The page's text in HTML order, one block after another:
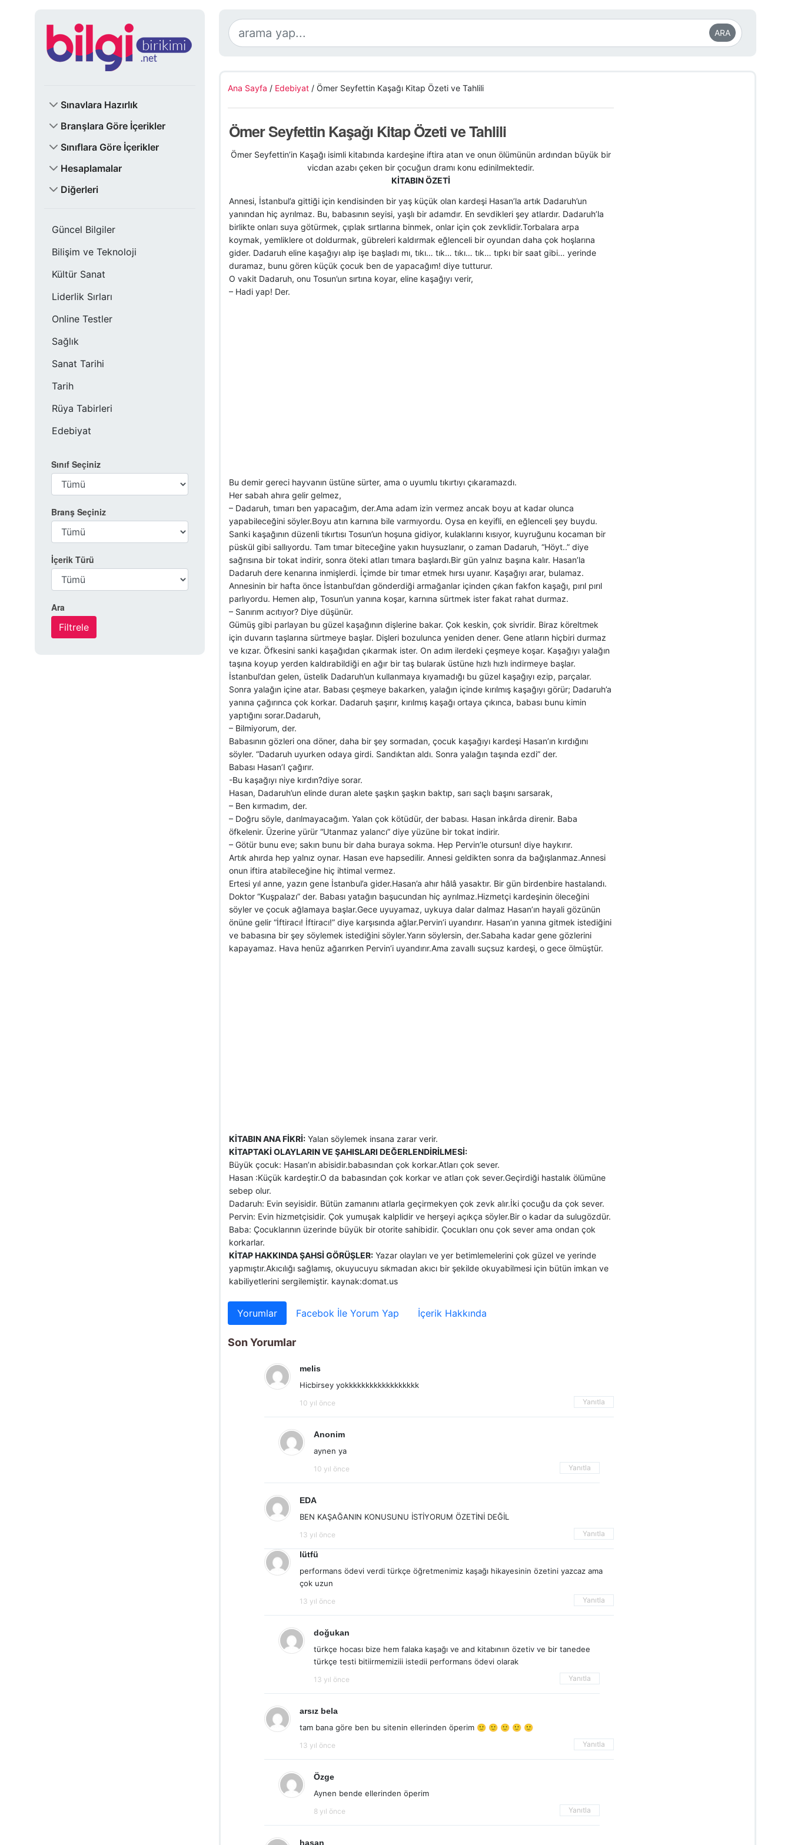
Sınavlara Hazırlık
Branşlara Göre İçerikler
Sınıflara Göre İçerikler
Hesaplamalar
Diğerleri
Güncel Bilgiler
Bilişim ve Teknoloji
Kültür Sanat
Liderlik Sırları
Online Testler
Sağlık
Sanat Tarihi
Tarih
Rüya Tabirleri
Edebiyat
Sınıf Seçiniz
Branş Seçiniz
İçerik Türü
Ara
ARA
Ana Sayfa / Edebiyat/ Ömer Seyfettin Kaşağı Kitap Özeti ve Tahlili
Ömer Seyfettin Kaşağı Kitap Özeti ve Tahlili
Ömer Seyfettin’in Kaşağı isimli kitabında kardeşine iftira atan ve onun ölümünün ardından büyük bir
vicdan azabı çeken bir çocuğun dramı konu edinilmektedir.
KİTABIN ÖZETİ
Annesi, İstanbul’a gittiği için kendisinden bir yaş küçük olan kardeşi Hasan’la artık Dadaruh’un
yanından hiç ayrılmaz. Bu, babasının seyisi, yaşlı bir adamdır. En sevdikleri şey atlardır. Dadaruh’la
birlikte onları suya götürmek, çıplak sırtlarına binmek, onlar için çok zevklidir.Torbalara arpa
koymak, yemliklere ot doldurmak, gübreleri kaldırmak eğlenceli bir oyundan daha çok hoşlarına
gider. Dadaruh eline kaşağıyı alıp işe başladı mı, tıkı… tık… tıkı… tık… tıpkı bir saat gibi… yerinde
duramaz, bunu gören küçük çocuk ben de yapacağım! diye tutturur.
O vakit Dadaruh, onu Tosun’un sırtına koyar, eline kaşağıyı verir,
– Hadi yap! Der.
Bu demir gereci hayvanın üstüne sürter, ama o uyumlu tıkırtıyı çıkaramazdı.
Her sabah ahıra gelir gelmez,
– Dadaruh, tımarı ben yapacağım, der.Ama adam izin vermez ancak boyu at kadar olunca
yapabileceğini söyler.Boyu atın karnına bile varmıyordu. Oysa en keyifli, en eğlenceli şey buydu.
Sanki kaşağının düzenli tıkırtısı Tosun’un hoşuna gidiyor, kulaklarını kısıyor, kuyruğunu kocaman bir
püskül gibi sallıyordu. Tam tımar biteceğine yakın huysuzlanır, o zaman Dadaruh, “Höyt..” diye
sağrısına bir tokat indirir, sonra öteki atları tımara başlardı.Bir gün yalnız başına kalır. Hasan’la
Dadaruh dere kenarına inmişlerdi. İçimde bir tımar etmek hırsı uyanır. Kaşağıyı arar, bulamaz.
Annesinin bir hafta önce İstanbul’dan gönderdiği armağanlar içinden çıkan fakfon kaşağı, pırıl pırıl
parlıyordu. Hemen alıp, Tosun’un yanına koşar, karnına sürtmek ister fakat rahat durmaz.
– Sanırım acıtıyor? Diye düşünür.
Gümüş gibi parlayan bu güzel kaşağının dişlerine bakar. Çok keskin, çok sivridir. Biraz köreltmek
için duvarın taşlarına sürtmeye başlar. Dişleri bozulunca yeniden dener. Gene atların hiçbiri durmaz
ve kızar. Öfkesini sanki kaşağıdan çıkarmak ister. On adım ilerdeki çeşmeye koşar. Kaşağıyı yalağın
taşına koyup yerden kaldırabildiği en ağır bir taş bularak üstüne hızlı hızlı indirmeye başlar.
İstanbul’dan gelen, üstelik Dadaruh’un kullanmaya kıyamadığı bu güzel kaşağıyı ezip, parçalar.
Sonra yalağın içine atar. Babası çeşmeye bakarken, yalağın içinde kırılmış kaşağıyı görür; Dadaruh’a
yanına çağırınca çok korkar. Dadaruh şaşırır, kırılmış kaşağı ortaya çıkınca, babası bunu kimin
yaptığını sorar.Dadaruh,
– Bilmiyorum, der.
Babasının gözleri ona döner, daha bir şey sormadan, çocuk kaşağıyı kardeşi Hasan’ın kırdığını
söyler. “Dadaruh uyurken odaya girdi. Sandıktan aldı. Sonra yalağın taşında ezdi” der.
Babası Hasan’I çağırır.
-Bu kaşağıyı niye kırdın?diye sorar.
Hasan, Dadaruh’un elinde duran alete şaşkın şaşkın baktıp, sarı saçlı başını sarsarak,
– Ben kırmadım, der.
– Doğru söyle, darılmayacağım. Yalan çok kötüdür, der babası. Hasan inkârda direnir. Baba
öfkelenir. Üzerine yürür “Utanmaz yalancı” diye yüzüne bir tokat indirir.
– Götür bunu eve; sakın bunu bir daha buraya sokma. Hep Pervin’le otursun! diye haykırır.
Artık ahırda hep yalnız oynar. Hasan eve hapsedilir. Annesi geldikten sonra da bağışlanmaz.Annesi
onun iftira atabileceğine hiç ihtimal vermez.
Ertesi yıl anne, yazın gene İstanbul’a gider.Hasan’a ahır hâlâ yasaktır. Bir gün birdenbire hastalandı.
Doktor “Kuşpalazı” der. Babası yatağın başucundan hiç ayrılmaz.Hizmetçi kardeşinin öleceğini
söyler ve çocuk ağlamaya başlar.Gece uyuyamaz, uykuya dalar dalmaz Hasan’ın hayali gözünün
önüne gelir “İftiracı! İftiracı!” diye karşısında ağlar.Pervin’i uyandırır. Hasan’ın yanına gitmek istediğini
ve babasına bir şey söylemek istediğini söyler.Yarın söylersin, der.Sabaha kadar gene gözlerini
kapayamaz. Hava henüz ağarırken Pervin’i uyandırır.Ama zavallı suçsuz kardeşi, o gece ölmüştür.
KİTABIN ANA FİKRİ:Yalan söylemek insana zarar verir.
KİTAPTAKİ OLAYLARIN VE ŞAHISLARI DEĞERLENDİRİLMESİ:
Büyük çocuk: Hasan’ın abisidir.babasından çok korkar.Atları çok sever.
Hasan :Küçük kardeştir.O da babasından çok korkar ve atları çok sever.Geçirdiği hastalık ölümüne
sebep olur.
Dadaruh: Evin seyisidir. Bütün zamanını atlarla geçirmekyen çok zevk alır.İki çocuğu da çok sever.
Pervin: Evin hizmetçisidir. Çok yumuşak kalplidir ve herşeyi açıkça söyler.Bir o kadar da sulugözdür.
Baba: Çocuklarının üzerinde büyük bir otorite sahibidir. Çocukları onu çok sever ama ondan çok
korkarlar.
KİTAP HAKKINDA ŞAHSİ GÖRÜŞLER:Yazar olayları ve yer betimlemelerini çok güzel ve yerinde
yapmıştır.Akıcılığı sağlamış, okuyucuyu sıkmadan akıcı bir şekilde okuyabilmesi için bütün imkan ve
kabiliyetlerini sergilemiştir. kaynak:domat.us
Yorumlar Facebok İle Yorum Yap İçerik Hakkında
Son Yorumlar
melis
Hicbirsey yokkkkkkkkkkkkkkkkkk
10 yıl önce Yanıtla
Anonim
aynen ya
10 yıl önce Yanıtla
EDA
BEN KAŞAĞANIN KONUSUNU İSTİYORUM ÖZETİNİ DEĞİL
13 yıl önce Yanıtla
lütfü
performans ödevi verdi türkçe öğretmenimiz kaşağı hikayesinin özetini yazcaz ama
çok uzun
13 yıl önce Yanıtla
doğukan
türkçe hocası bize hem falaka kaşağı ve and kitabınıın özetiv ve bir tanedee
türkçe testi bitiirmemiziii istedii performans ödevi olarak
13 yıl önce Yanıtla
arsız bela
tam bana göre ben bu sitenin ellerinden öperim 🙂 🙂 🙂 🙂 🙂
13 yıl önce Yanıtla
Özge
Aynen bende ellerinden öperim
8 yıl önce Yanıtla
hasan